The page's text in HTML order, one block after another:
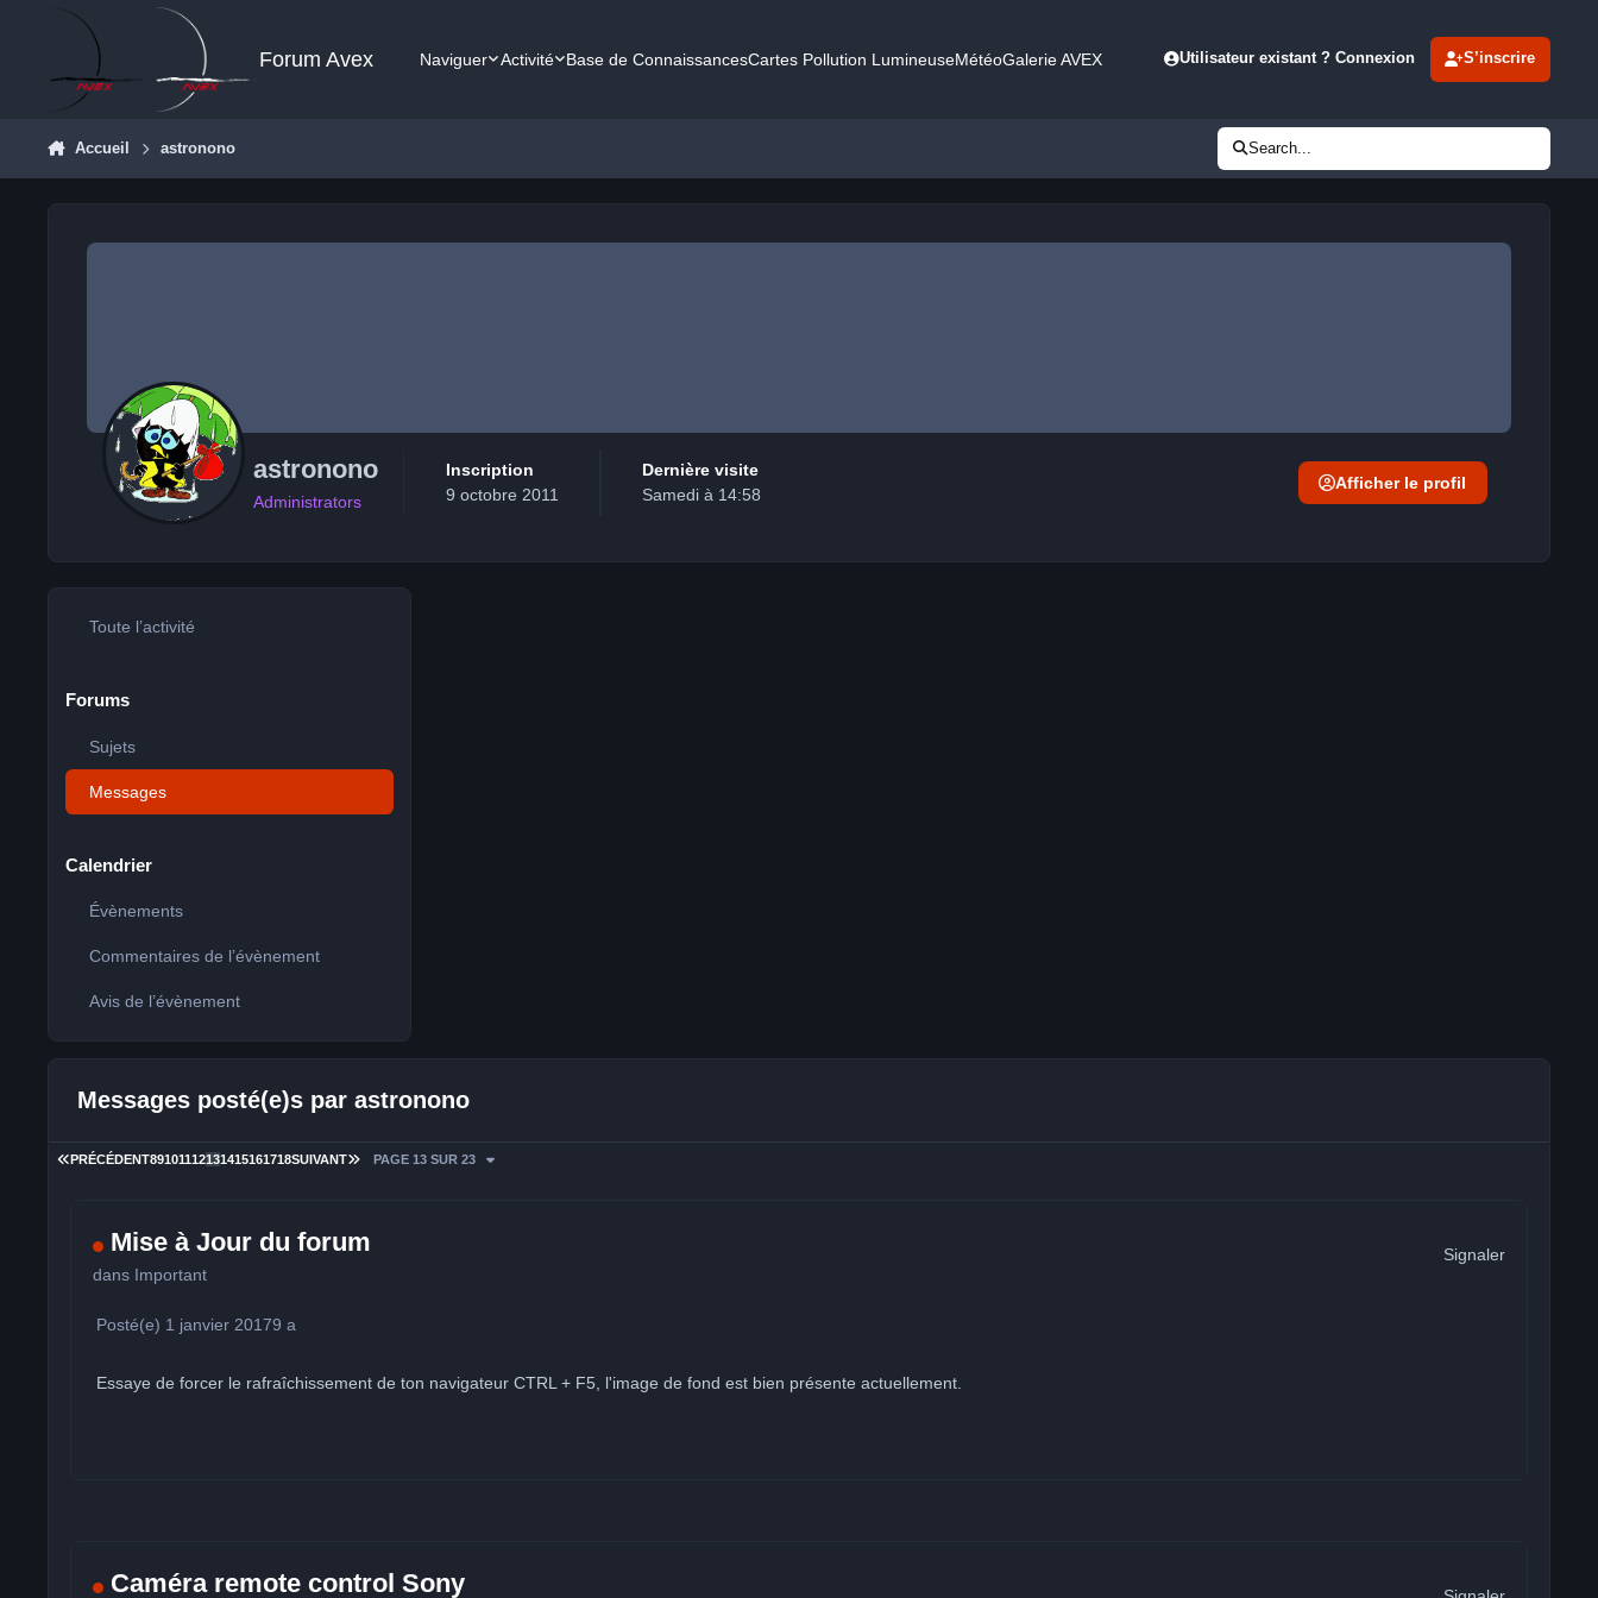
Aller au contenu
Forum Avex Naviguer Activité Base de ConnaissancesCartes Pollution LumineuseMétéoGalerie AVEX Utilisateur existant ? Connexion S’inscrire
Accueil astronono Search...
astronono
Administrators
Inscription
9 octobre 2011
Dernière visite
Samedi à 14:58
Afficher le profil
Toute l’activité
Forums
Sujets
Messages
Calendrier
Évènements
Commentaires de l’évènement
Avis de l’évènement
Messages posté(e)s par astronono
PREMIÈRE PAGE
PRÉCÉDENT89101112131415161718SUIVANT DERNIÈRE PAGE
PAGE 13 SUR 23
Mise à Jour du forum
dans Important
Signaler
Posté(e) 1 janvier 20179 a
Essaye de forcer le rafraîchissement de ton navigateur CTRL + F5, l'image de fond est bien présente actuellement.
Caméra remote control Sony